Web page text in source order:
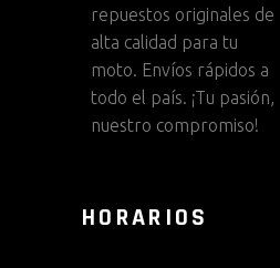
repuestos originales de
alta calidad para tu
moto. Envíos rápidos a
todo el país. ¡Tu pasión,
nuestro compromiso!
HORARIOS